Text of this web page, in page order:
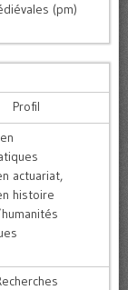
(pm)
Profil
actuariat,
histoire